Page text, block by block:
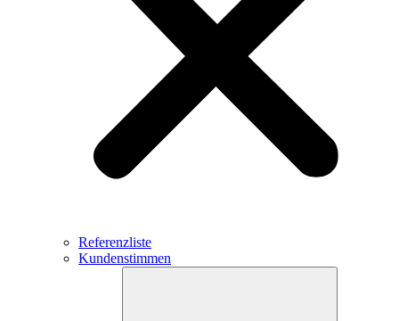
Referenzliste
Kundenstimmen